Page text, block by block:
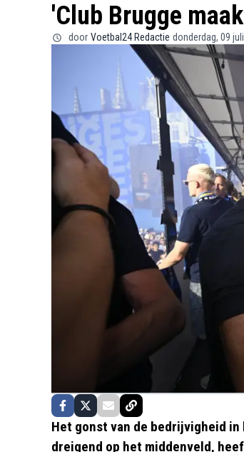
'Club Brugge
door Voetbal24 Redactie donderdag, 09
Het gonst van de bedrijvigheid in
dreigend op het middenveld,